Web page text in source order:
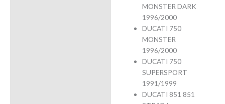
MONSTER DARK
1996/2000
DUCATI 750
MONSTER
1996/2000
DUCATI 750
SUPERSPORT
1991/1999
DUCATI 851 851